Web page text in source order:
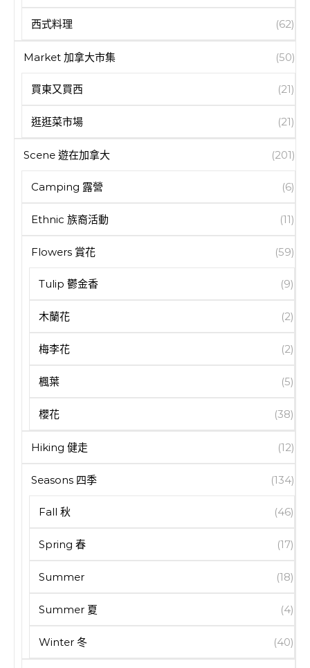
西式料理 (62)
Market 加拿大市集 (50)
買東又買西 (21)
逛逛菜市場 (21)
Scene 遊在加拿大 (201)
Camping 露營 (6)
Ethnic 族裔活動 (11)
Flowers 賞花 (59)
Tulip 鬱金香 (9)
木蘭花 (2)
梅李花 (2)
楓葉 (5)
櫻花 (38)
Hiking 健走 (12)
Seasons 四季 (134)
Fall 秋 (46)
Spring 春 (17)
Summer (18)
Summer 夏 (4)
Winter 冬 (40)